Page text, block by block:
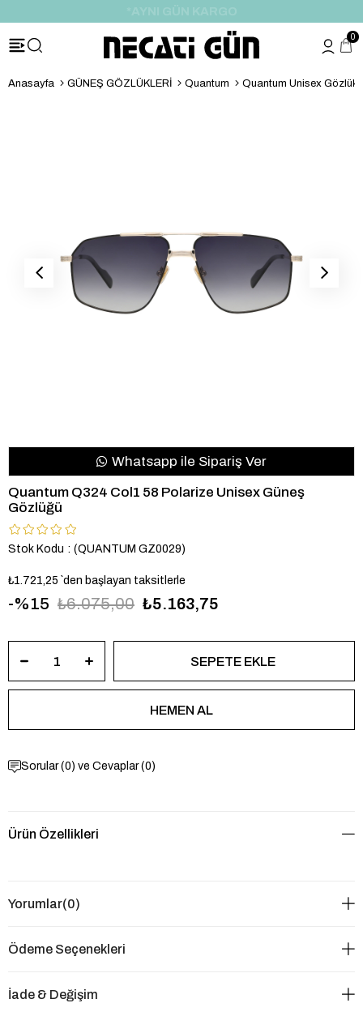
0
Anasayfa GÜNEŞ GÖZLÜKLERİ Quantum Quantum Unisex Gözlük
Whatsapp ile Sipariş Ver
Quantum Q324 Col1 58 Polarize Unisex Güneş
Gözlüğü
Stok Kodu (QUANTUM GZ0029)
₺1.721,25 `den başlayan taksitlerle
15 ₺6.075,00 ₺5.163,75
Sorular (0) ve Cevaplar (0)
Ürün Özellikleri
Yorumlar(0)
Ödeme Seçenekleri
İade & Değişim